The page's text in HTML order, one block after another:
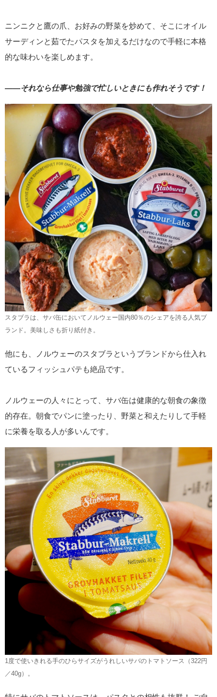
ニンニクと鷹の爪、お好みの野菜を炒めて、そこにオイル
サーディンと茹でたパスタを加えるだけなので手軽に本格
的な味わいを楽しめます。
――それなら仕事や勉強で忙しいときにも作れそうです！
スタブラは、サバ缶においてノルウェー国内80％のシェアを誇る人気ブ
ランド。美味しさも折り紙付き。
他にも、ノルウェーのスタブラというブランドから仕入れ
ているフィッシュパテも絶品です。
ノルウェーの人々にとって、サバ缶は健康的な朝食の象徴
的存在。朝食でパンに塗ったり、野菜と和えたりして手軽
に栄養を取る人が多いんです。
1度で使いきれる手のひらサイズがうれしいサバのトマトソース（322円
／40g）。